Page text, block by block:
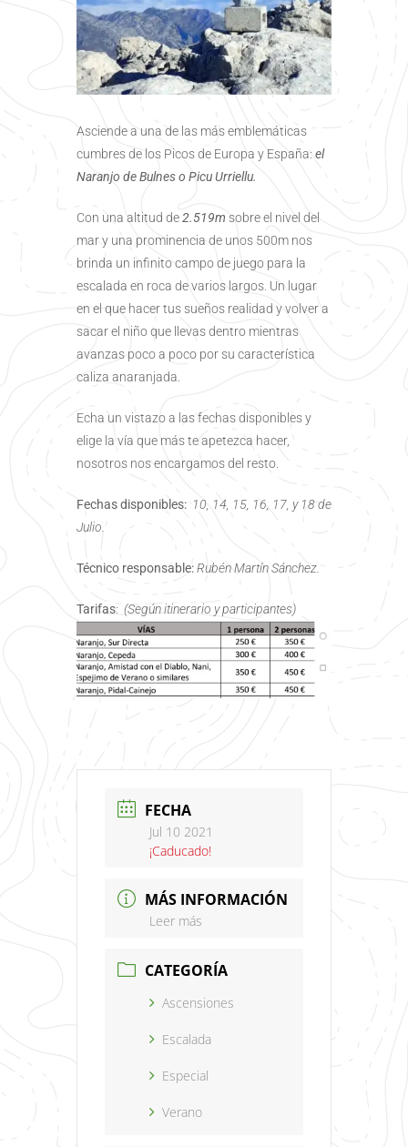
Asciende a una de las más emblemáticas
cumbres de los Picos de Europa y España: el
Naranjo de Bulnes o Picu Urriellu.
Con una altitud de2.519m sobre el nivel del
mar y una prominencia de unos 500m nos
brinda un infinito campo de juego para la
escalada en roca de varios largos. Un lugar
en el que hacer tus sueños realidad y volver a
sacar el niño que llevas dentro mientras
avanzas poco a poco por su característica
caliza anaranjada.
Echa un vistazo a las fechas disponibles y
elige la vía que más te apetezca hacer,
nosotros nos encargamos del resto.
Fechas disponibles: 10, 14, 15, 16, 17, y 18 de
Julio.
Técnico responsable:Rubén Martín Sánchez.
Tarifas: (Según itinerario y participantes)
FECHA
Jul 10 2021
¡Caducado!
MÁS INFORMACIÓN
Leer más
CATEGORÍA
Ascensiones
Escalada
Especial
Verano